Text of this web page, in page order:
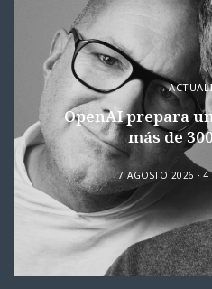
OpenAI prepara
más de
7 AGOSTO 2026 4